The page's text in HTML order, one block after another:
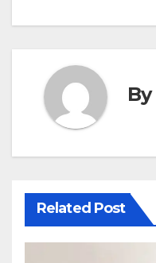
By
Related Post